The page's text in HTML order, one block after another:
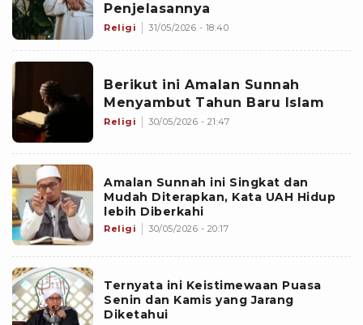
Penjelasannya
Religi 31/05/2026 - 18:40
Berikut ini Amalan Sunnah
Menyambut Tahun Baru Islam
Religi 30/05/2026 - 21:47
Amalan Sunnah ini Singkat dan
Mudah Diterapkan, Kata UAH Hidup
lebih Diberkahi
Religi 30/05/2026 - 20:17
Ternyata ini Keistimewaan Puasa
Senin dan Kamis yang Jarang
Diketahui